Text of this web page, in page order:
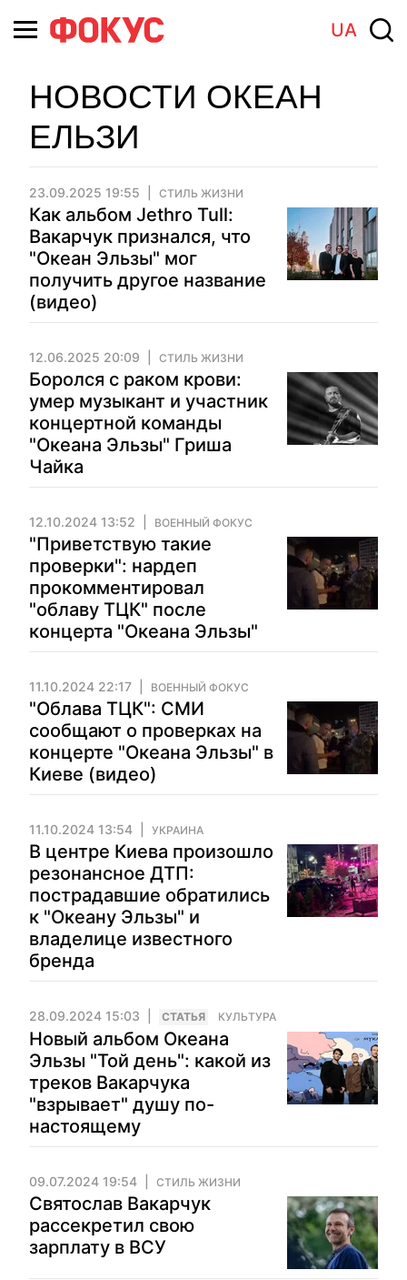
UA
НОВОСТИ ОКЕАН
ЕЛЬЗИ
23.09.2025 19:55 СТИЛЬ ЖИЗНИ
Как альбом Jethro Tull:
Вакарчук признался, что
"Океан Эльзы" мог
получить другое название
(видео)
12.06.2025 20:09 СТИЛЬ ЖИЗНИ
Боролся с раком крови:
умер музыкант и участник
концертной команды
"Океана Эльзы" Гриша
Чайка
12.10.2024 13:52 ВОЕННЫЙ ФОКУС
"Приветствую такие
проверки": нардеп
прокомментировал
"облаву ТЦК" после
концерта "Океана Эльзы"
11.10.2024 22:17 ВОЕННЫЙ ФОКУС
"Облава ТЦК": СМИ
сообщают о проверках на
концерте "Океана Эльзы" в
Киеве (видео)
11.10.2024 13:54 УКРАИНА
В центре Киева произошло
резонансное ДТП:
пострадавшие обратились
к "Океану Эльзы" и
владелице известного
бренда
28.09.2024 15:03 CТАТЬЯ КУЛЬТУРА
Новый альбом Океана
Эльзы "Той день": какой из
треков Вакарчука
"взрывает" душу по-
настоящему
09.07.2024 19:54 СТИЛЬ ЖИЗНИ
Святослав Вакарчук
рассекретил свою
зарплату в ВСУ